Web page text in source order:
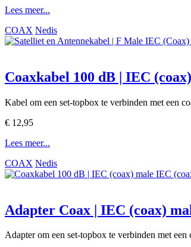
Lees meer...
COAX Nedis
Coaxkabel 100 dB | IEC
Kabel om een set-topbox te verbinden met een
€ 12,95
Lees meer...
COAX Nedis
Adapter Coax | IEC (coax)
Adapter om een set-topbox te verbinden met